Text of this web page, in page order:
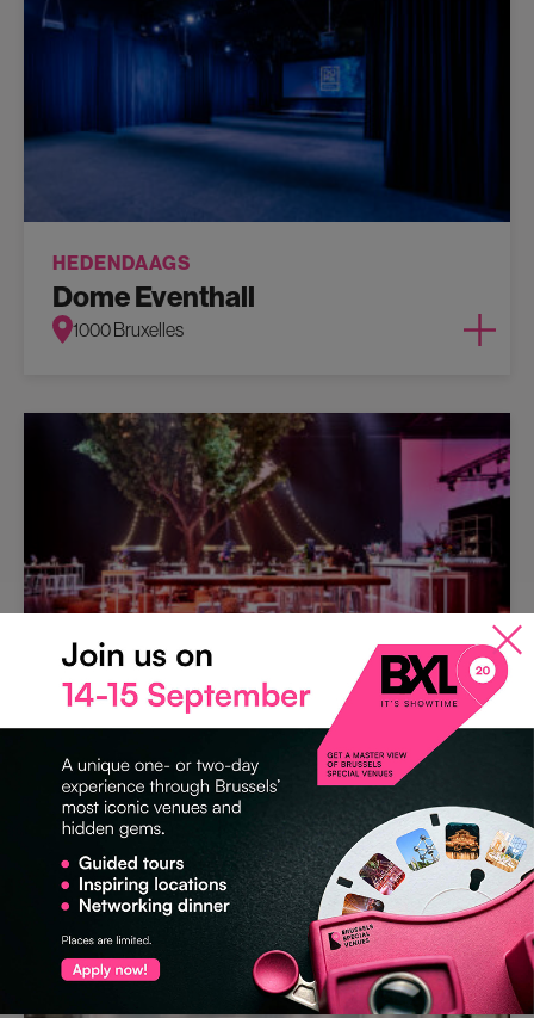
HEDENDAAGS
Dome Eventhall
1000 Bruxelles
CULTUREEL
Event Lounge
1030 Schaerbeek